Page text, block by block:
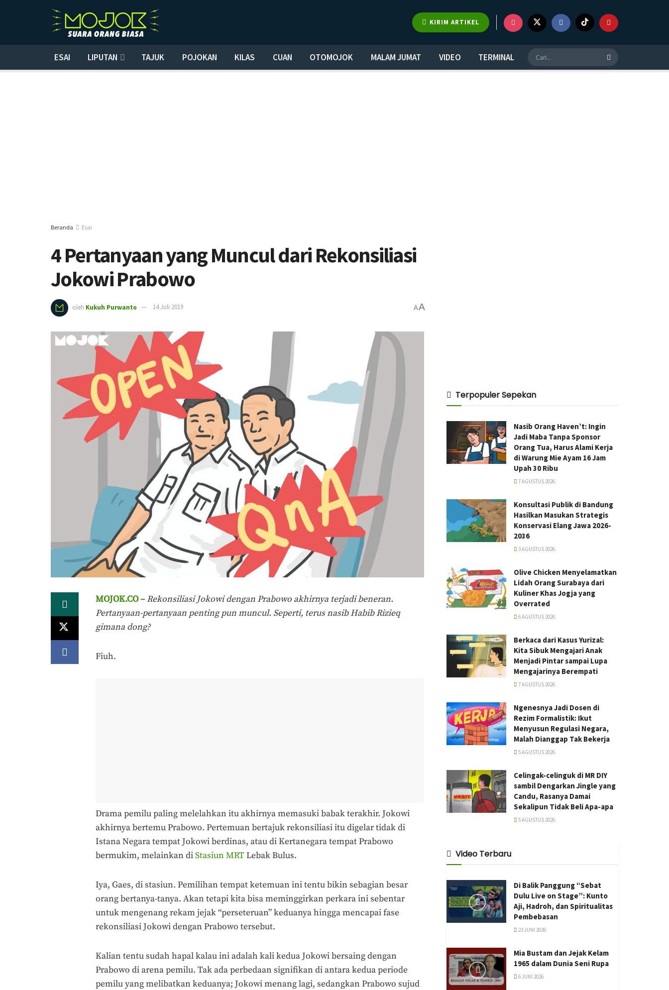
KIRIM ARTIKEL
ESAI LIPUTAN TAJUK POJOKAN KILAS CUAN OTOMOJOK MALAM JUMAT VIDEO TERMINAL
Beranda Esai
4 Pertanyaan yang Muncul dari Rekonsiliasi
Jokowi Prabowo
oleh Kukuh Purwanto 14 Juli 2019 AA
MOJOK.CO – Rekonsiliasi Jokowi dengan Prabowo akhirnya terjadi beneran.
Pertanyaan-pertanyaan penting pun muncul. Seperti, terus nasib Habib Rizieq
gimana dong?
Fiuh.
Drama pemilu paling melelahkan itu akhirnya memasuki babak terakhir. Jokowi
akhirnya bertemu Prabowo. Pertemuan bertajuk rekonsiliasi itu digelar tidak di
Istana Negara tempat Jokowi berdinas, atau di Kertanegara tempat Prabowo
bermukim, melainkan diStasiun MRTLebak Bulus.
Iya, Gaes, di stasiun. Pemilihan tempat ketemuan ini tentu bikin sebagian besar
orang bertanya-tanya. Akan tetapi kita bisa meminggirkan perkara ini sebentar
untuk mengenang rekam jejak “perseteruan” keduanya hingga mencapai fase
rekonsiliasi Jokowi dengan Prabowo tersebut.
Kalian tentu sudah hapal kalau ini adalah kali kedua Jokowi bersaing dengan
Prabowo di arena pemilu. Tak ada perbedaan signifikan di antara kedua periode
pemilu yang melibatkan keduanya; Jokowi menang lagi, sedangkan Prabowo sujud
Terpopuler Sepekan
Nasib Orang Haven’t: Ingin
Jadi Maba Tanpa Sponsor
Orang Tua, Harus Alami Kerja
di Warung Mie Ayam 16 Jam
Upah 30 Ribu
7 AGUSTUS 2026
Konsultasi Publik di Bandung
Hasilkan Masukan Strategis
Konservasi Elang Jawa 2026-
2036
3 AGUSTUS 2026
Olive Chicken Menyelamatkan
Lidah Orang Surabaya dari
Kuliner Khas Jogja yang
Overrated
6 AGUSTUS 2026
Berkaca dari Kasus Yurizal:
Kita Sibuk Mengajari Anak
Menjadi Pintar sampai Lupa
Mengajarinya Berempati
7 AGUSTUS 2026
Ngenesnya Jadi Dosen di
Rezim Formalistik: Ikut
Menyusun Regulasi Negara,
Malah Dianggap Tak Bekerja
5 AGUSTUS 2026
Celingak-celinguk di MR DIY
sambil Dengarkan Jingle yang
Candu, Rasanya Damai
Sekalipun Tidak Beli Apa-apa
5 AGUSTUS 2026
Video Terbaru
Di Balik Panggung “Sebat
Dulu Live on Stage”: Kunto
Aji, Hadroh, dan Spiritualitas
Pembebasan
23 JUNI 2026
Mia Bustam dan Jejak Kelam
1965 dalam Dunia Seni Rupa
6 JUNI 2026